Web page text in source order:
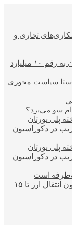
تجاری و
افزایش حجم تجارت بین ایران و پاکستان به رقم ۱۰ میلیارد
راستا سیاست محوری
سو می‌برد؟
پلی یورتان
در دکوراسیون
پلی یورتان
در دکوراسیون
تمدید بخشنامه اعتبار ثبت سفارشات بدون انتقال ارز تا ۱۵